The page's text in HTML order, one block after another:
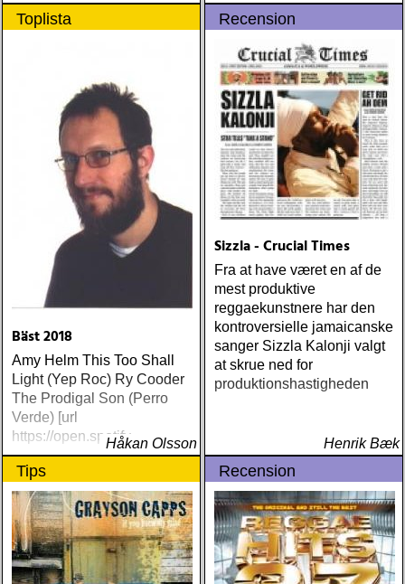
Toplista
Bäst 2018
Amy Helm This Too Shall
Light (Yep Roc) Ry Cooder
The Prodigal Son (Perro
Verde) [url
https://open.spotifyHåkan Olsson
Recension
Sizzla - Crucial Times
Fra at have været en af de
mest produktive
reggaekunstnere har den
kontroversielle jamaicanske
sanger Sizzla Kalonji valgt
at skrue ned for
produktionshastigheden
Henrik Bæk
Tips Recension